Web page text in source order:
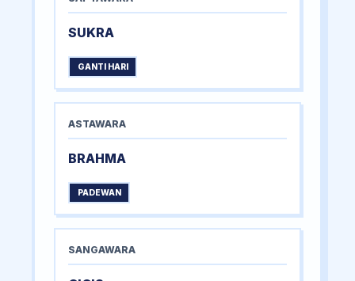
SUKRA
GANTI HARI
ASTAWARA
BRAHMA
PADEWAN
SANGAWARA